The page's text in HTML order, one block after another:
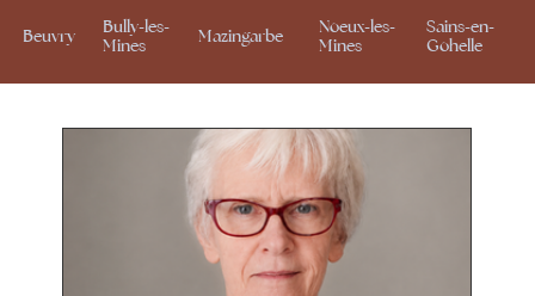
Beuvry
Bully-les-
Mines
Mazingarbe
Noeux-les-
Mines
Sains-en-
Gohelle